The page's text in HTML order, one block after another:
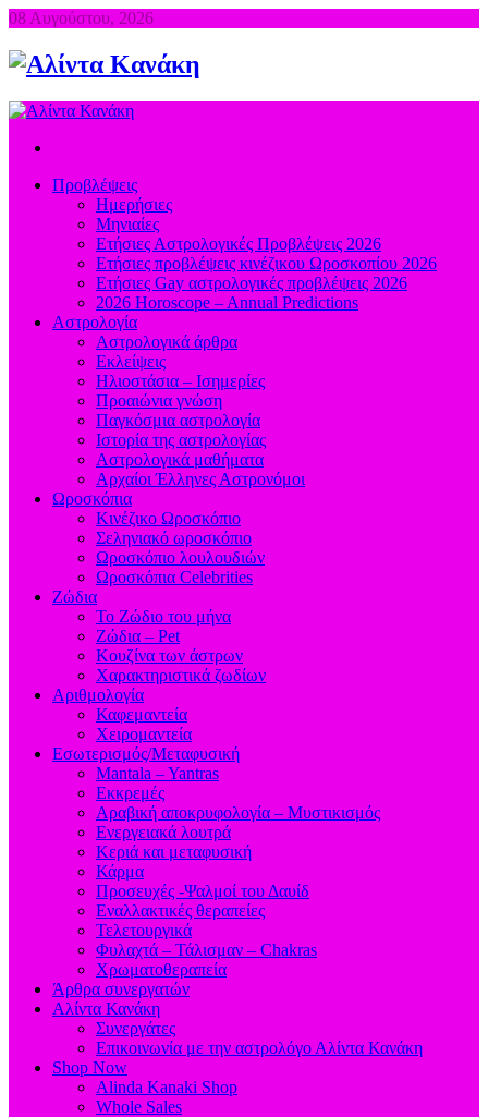
08 Αυγούστου, 2026
Προβλέψεις
Ημερήσιες
Μηνιαίες
Ετήσιες Αστρολογικές Προβλέψεις 2026
Ετήσιες προβλέψεις κινέζικου Ωροσκοπίου 2026
Ετήσιες Gay αστρολογικές προβλέψεις 2026
2026 Horoscope – Annual Predictions
Αστρολογία
Αστρολογικά άρθρα
Εκλείψεις
Ηλιοστάσια – Ισημερίες
Προαιώνια γνώση
Παγκόσμια αστρολογία
Ιστορία της αστρολογίας
Aστρολογικά μαθήματα
Aρχαίοι Έλληνες Αστρονόμοι
Ωροσκόπια
Κινέζικο Ωροσκόπιο
Σεληνιακό ωροσκόπιο
Ωροσκόπιο λουλουδιών
Ωροσκόπια Celebrities
Ζώδια
Το Ζώδιο του μήνα
Ζώδια – Pet
Κουζίνα των άστρων
Χαρακτηριστικά ζωδίων
Αριθμολογία
Καφεμαντεία
Χειρομαντεία
Εσωτερισμός/Μεταφυσική
Mantala – Yantras
Εκκρεμές
Αραβική αποκρυφολογία – Μυστικισμός
Ενεργειακά λουτρά
Κεριά και μεταφυσική
Κάρμα
Προσευχές -Ψαλμοί του Δαυίδ
Εναλλακτικές θεραπείες
Τελετουργικά
Φυλαχτά – Τάλισμαν – Chakras
Χρωματοθεραπεία
Άρθρα συνεργατών
Αλίντα Κανάκη
Συνεργάτες
Επικοινωνία με την αστρολόγο Αλίντα Κανάκη
Shop Now
Alinda Kanaki Shop
Whole Sales